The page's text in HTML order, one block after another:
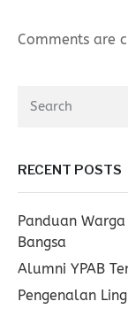
Comments are
RECENT POSTS
Panduan
Bangsa
Alumni YPAB
Pengenalan